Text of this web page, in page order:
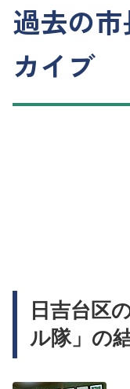
過去の
カイブ
日吉台区
ル隊」の